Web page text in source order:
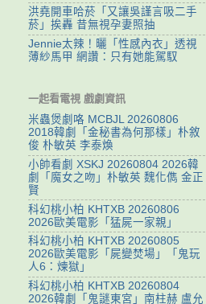
洪堯開車哈菸「又讓吳謹言吸二手
菸」挨轟 昔無視孕妻照抽
Jennie太辣！曬「性感內衣」透視
薄紗馬甲 網讚：只有她能駕馭
一起看電視 戲劇資訊
米蟲煲劇咯 MCBJL 20260806
2018韓劇「金秘書為何那樣」朴敘
俊 朴敏英 李泰煥
小帥看劇 XSKJ 20260804 2026韓
劇「魔女之吻」朴敏英 魏化儁 金正
賢
科幻桃小柏 KHTXB 20260806
2026歐美電影「猛屍一家親」
科幻桃小柏 KHTXB 20260805
2026歐美電影「屍變焚場」「鬼玩
人6：煉獄」
科幻桃小柏 KHTXB 20260804
2026韓劇「鬼謎東宮」南柱赫 盧允